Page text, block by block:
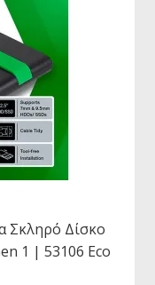
Σκληρό Δίσκο
1 | 53106 Eco